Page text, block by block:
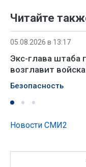
Читайте
05.08.2026 в 13:17
Экс-глава штаба
возглавит
Безопасность
Новости СМИ2